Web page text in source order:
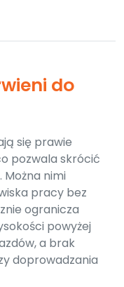
do
się prawie
pozwala skrócić
nimi
pracy bez
ogranicza
powyżej
a brak
doprowadzania